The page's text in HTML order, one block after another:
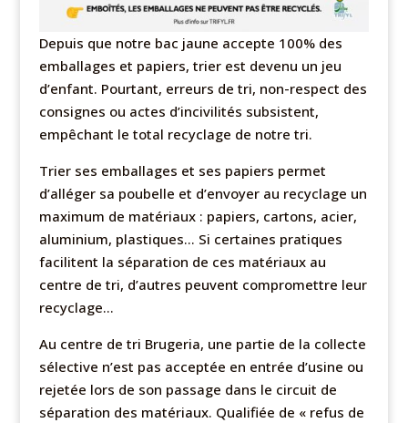
Depuis que notre bac jaune accepte 100% des
emballages et papiers, trier est devenu un jeu
d’enfant. Pourtant, erreurs de tri, non-respect des
consignes ou actes d’incivilités subsistent,
empêchant le total recyclage de notre tri.
Trier ses emballages et ses papiers permet
d’alléger sa poubelle et d’envoyer au recyclage un
maximum de matériaux : papiers, cartons, acier,
aluminium, plastiques… Si certaines pratiques
facilitent la séparation de ces matériaux au
centre de tri, d’autres peuvent compromettre leur
recyclage…
Au centre de tri Brugeria, une partie de la collecte
sélective n’est pas acceptée en entrée d’usine ou
rejetée lors de son passage dans le circuit de
séparation des matériaux. Qualifiée de « refus de